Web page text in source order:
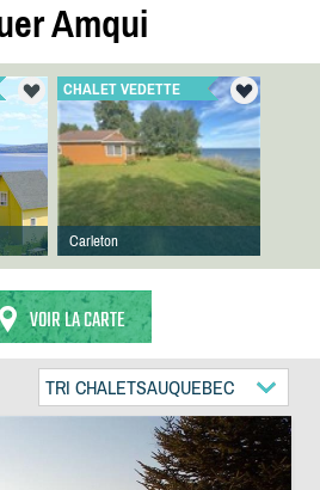
Amqui
CHALET VEDETTE
Carleton
VOIR LA CARTE
TRI CHALETSAUQUEBEC